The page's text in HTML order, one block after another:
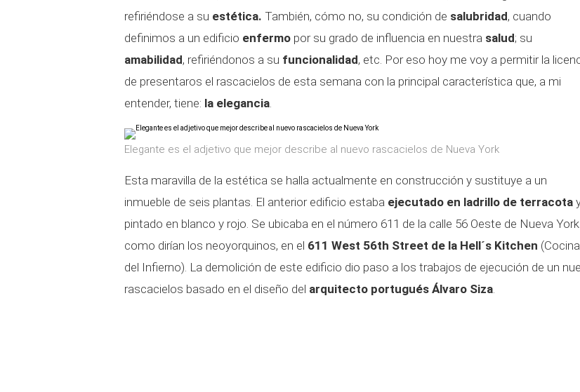
refiriéndose a su estética. También, cómo no, su condición de salubridad, cuando
definimos a un edificio enfermo por su grado de influencia en nuestra salud; su
amabilidad, refiriéndonos a su funcionalidad, etc. Por eso hoy me voy a permitir la
de presentaros el rascacielos de esta semana con la principal característica que, a mi
entender, tiene: la elegancia.
Elegante es el adjetivo que mejor describe al nuevo rascacielos de Nueva York
Esta maravilla de la estética se halla actualmente en construcción y sustituye a un
inmueble de seis plantas. El anterior edificio estaba ejecutado en ladrillo de terracota
pintado en blanco y rojo. Se ubicaba en el número 611 de la calle 56 Oeste de Nueva
como dirían los neoyorquinos, en el 611 West 56th Street de la Hell´s Kitchen (Cocina
del Infierno). La demolición de este edificio dio paso a los trabajos de ejecución de un
rascacielos basado en el diseño del arquitecto portugués Álvaro Siza.